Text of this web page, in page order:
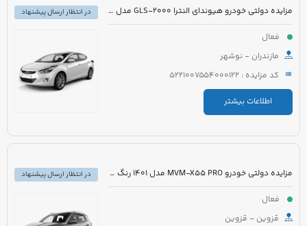
مزایده دولتی خودرو هیوندای النترا GLS-2000 مدل 2017 رنگ سفید
فعال
مازندران - نوشهر
کد مزایده : 5221007554000122
اطلاعات بیشتر
در انتظار ارسال پیشنهاد
مزایده دولتی خودرو MVM-X55 PRO مدل 1401 رنگ مشکی
فعال
قزوین - قزوین
در انتظار ارسال پیشنهاد